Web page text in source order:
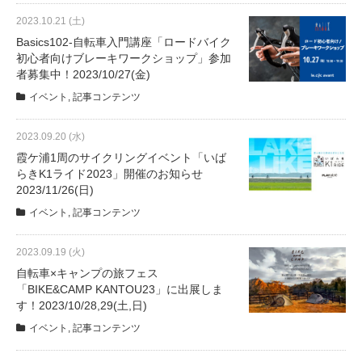
法人様
法人様向け割引
その他
お問い合わせ
個人情報保護
2023.10.21 (土)
Basics102-自転車入門講座「ロードバイク
初心者向けブレーキワークショップ」参加
者募集中！2023/10/27(金)
イベント 記事コンテンツ
2023.09.20 (水)
霞ケ浦1周のサイクリングイベント「いば
らきK1ライド2023」開催のお知らせ
2023/11/26(日)
イベント 記事コンテンツ
2023.09.19 (火)
自転車×キャンプの旅フェス
「BIKE&CAMP KANTOU23」に出展しま
す！2023/10/28,29(土,日)
イベント 記事コンテンツ